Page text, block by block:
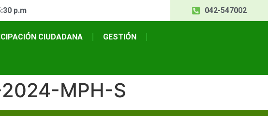
p.m 042-547002
CIUDADANA GESTIÓN
2024-MPH-S